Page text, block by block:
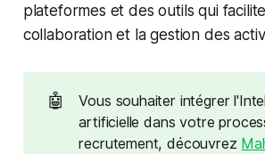
plateformes et des outils qui
collaboration et la gestion des
🤖
Vous souhaiter intégrer
artificielle dans votre
recrutement, découvrez